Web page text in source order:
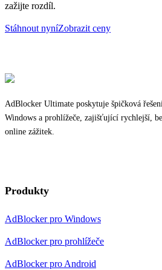
zažijte rozdíl.
Stáhnout nyníZobrazit ceny
AdBlocker Ultimate poskytuje špičková
Windows a prohlížeče, zajišťující rychlejší,
online zážitek.
Produkty
AdBlocker pro Windows
AdBlocker pro prohlížeče
AdBlocker pro Android